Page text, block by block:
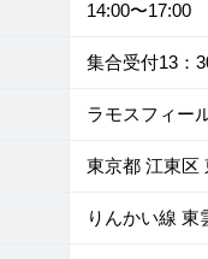
14:00〜17:00
集合受付13：
ラモスフィー
東京都 江東区
りんかい線